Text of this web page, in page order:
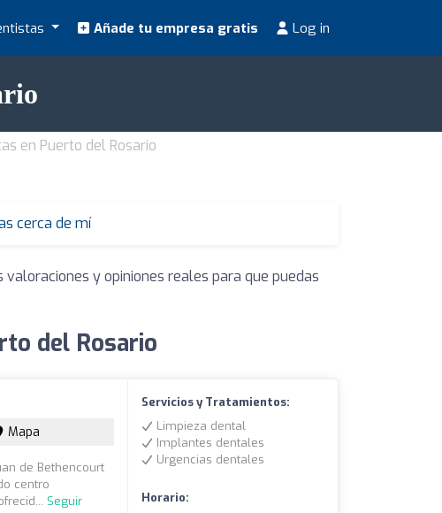
Añade tu empresa gratis Log in
en Puerto del Rosario
cerca de mí
y opiniones reales para que puedas
del Rosario
Mapa
de Bethencourt
centro
Seguir
Servicios y Tratamientos:
Limpieza dental
Implantes dentales
Urgencias dentales
Horario: